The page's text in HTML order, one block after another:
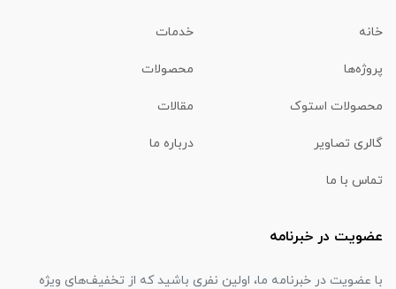
خانه خدمات
پروژه‌ها محصولات
محصولات استوک مقالات
گالری تصاویر درباره ما
تماس با ما
عضویت در خبرنامه
با عضویت در خبرنامه ما، اولین نفری باشید که از تخفیف‌های ویژه